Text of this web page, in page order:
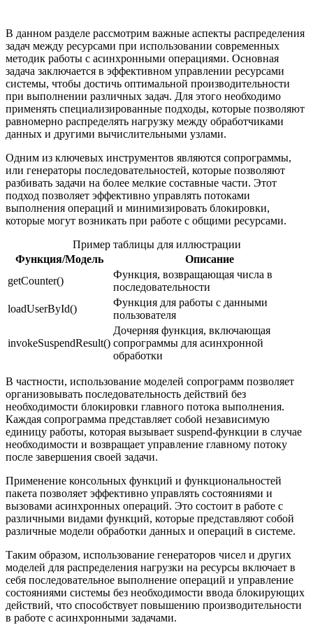
В данном разделе рассмотрим важные аспекты распределения
задач между ресурсами при использовании современных
методик работы с асинхронными операциями. Основная
задача заключается в эффективном управлении ресурсами
системы, чтобы достичь оптимальной производительности
при выполнении различных задач. Для этого необходимо
применять специализированные подходы, которые позволяют
равномерно распределять нагрузку между обработчиками
данных и другими вычислительными узлами.
Одним из ключевых инструментов являются сопрограммы,
или генераторы последовательностей, которые позволяют
разбивать задачи на более мелкие составные части. Этот
подход позволяет эффективно управлять потоками
выполнения операций и минимизировать блокировки,
которые могут возникать при работе с общими ресурсами.
Пример таблицы для иллюстрации
Функция/Модель
Описание
getCounter()
Функция, возвращающая числа в
последовательности
loadUserById()
Функция для работы с данными
пользователя
invokeSuspendResult()
Дочерняя функция, включающая
сопрограммы для асинхронной
обработки
В частности, использование моделей сопрограмм позволяет
организовывать последовательность действий без
необходимости блокировки главного потока выполнения.
Каждая сопрограмма представляет собой независимую
единицу работы, которая вызывает suspend-функции в случае
необходимости и возвращает управление главному потоку
после завершения своей задачи.
Применение консольных функций и функциональностей
пакета позволяет эффективно управлять состояниями и
вызовами асинхронных операций. Это состоит в работе с
различными видами функций, которые представляют собой
различные модели обработки данных и операций в системе.
Таким образом, использование генераторов чисел и других
моделей для распределения нагрузки на ресурсы включает в
себя последовательное выполнение операций и управление
состояниями системы без необходимости ввода блокирующих
действий, что способствует повышению производительности
в работе с асинхронными задачами.